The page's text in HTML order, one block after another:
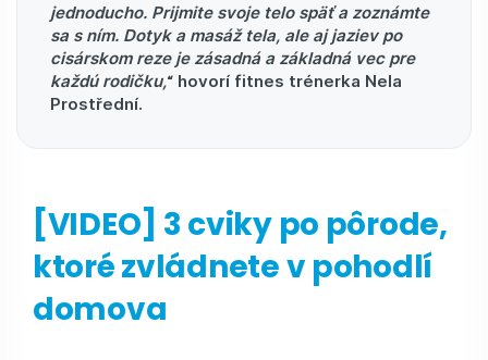
jednoducho. Prijmite svoje telo späť a zoznámte
sa s ním. Dotyk a masáž tela, ale aj jaziev po
cisárskom reze je zásadná a základná vec pre
každú rodičku,“ hovorí fitnes trénerka Nela
Prostřední.
[VIDEO] 3 cviky po pôrode,
ktoré zvládnete v pohodlí
domova